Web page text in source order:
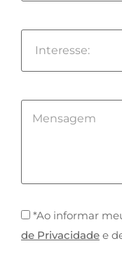
*Ao informar
de Privacidade e